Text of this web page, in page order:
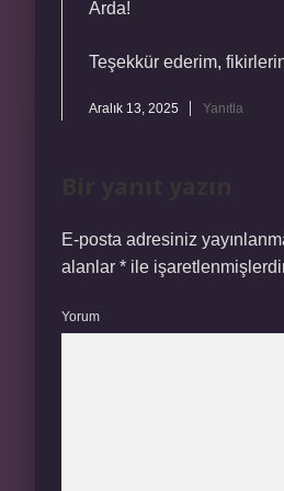
Arda!
Teşekkür ederim,
Aralık 13, 2025 Yanıtla
E-posta adresiniz
alanlar * ile
Yorum